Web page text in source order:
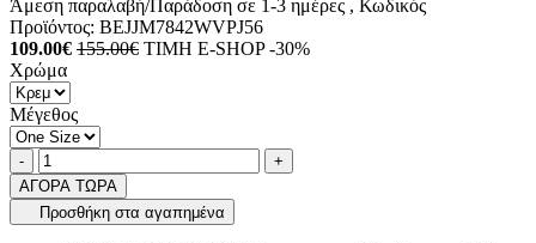
Άμεση παραλαβή/Παράδοση σε 1-3 ημέρες , Κωδικός
Προϊόντος: BEJJM7842WVPJ56
109.00€ 155.00€ ΤΙΜΗ E-SHOP -30%
Χρώμα
Μέγεθος
Ποσότητα
-product.increase.quantity +
ΑΓΟΡΑ ΤΩΡΑ
Προσθήκη στα αγαπημένα